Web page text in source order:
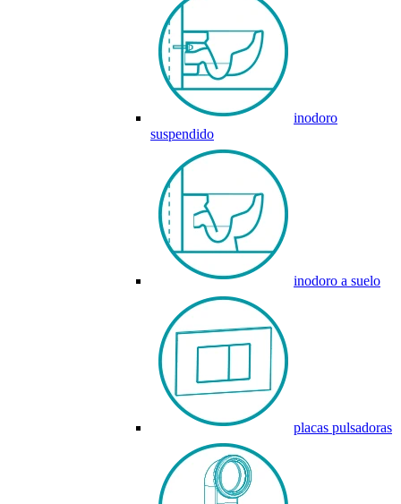
inodoro
suspendido
inodoro a suelo
placas pulsadoras